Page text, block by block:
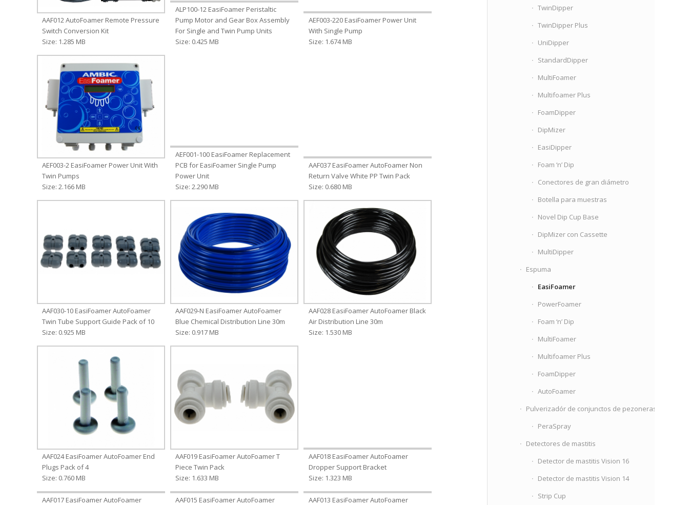
AAF012 AutoFoamer Remote Pressure
Switch Conversion Kit
Size: 1.285 MB
ALP100-12 EasiFoamer Peristaltic
Pump Motor and Gear Box Assembly
For Single and Twin Pump Units
Size: 0.425 MB
AEF003-220 EasiFoamer Power Unit
With Single Pump
Size: 1.674 MB
AEF003-2 EasiFoamer Power Unit With
Twin Pumps
Size: 2.166 MB
AEF001-100 EasiFoamer Replacement
PCB for EasiFoamer Single Pump
Power Unit
Size: 2.290 MB
AAF037 EasiFoamer AutoFoamer Non
Return Valve White PP Twin Pack
Size: 0.680 MB
AAF030-10 EasiFoamer AutoFoamer
Twin Tube Support Guide Pack of 10
Size: 0.925 MB
AAF029-N EasiFoamer AutoFoamer
Blue Chemical Distribution Line 30m
Size: 0.917 MB
AAF028 EasiFoamer AutoFoamer Black
Air Distribution Line 30m
Size: 1.530 MB
AAF024 EasiFoamer AutoFoamer End
Plugs Pack of 4
Size: 0.760 MB
AAF019 EasiFoamer AutoFoamer T
Piece Twin Pack
Size: 1.633 MB
AAF018 EasiFoamer AutoFoamer
Dropper Support Bracket
Size: 1.323 MB
AAF017 EasiFoamer AutoFoamer
AAF015 EasiFoamer AutoFoamer
AAF013 EasiFoamer AutoFoamer
TwinDipper
TwinDipper Plus
UniDipper
StandardDipper
MultiFoamer
Multifoamer Plus
FoamDipper
DipMizer
EasiDipper
Foam ‘n’ Dip
Conectores de gran diámetro
Botella para muestras
Novel Dip Cup Base
DipMizer con Cassette
MultiDipper
Espuma
EasiFoamer
PowerFoamer
Foam ‘n’ Dip
MultiFoamer
Multifoamer Plus
FoamDipper
AutoFoamer
Pulverizadór de conjunctos de pezoneras
PeraSpray
Detectores de mastitis
Detector de mastitis Vision 16
Detector de mastitis Vision 14
Strip Cup